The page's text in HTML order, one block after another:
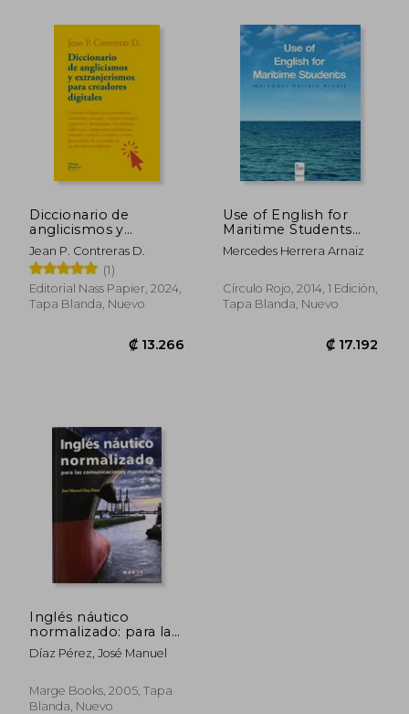
₡ 13.790 ₡
Diccionario de
anglicismos y
extranjerismos para
creadores digitales
Jean P. Contreras D.
(1)
Editorial Nass Papier, 2024,
Tapa Blanda, Nuevo
Use of English for
Maritime Students
(en Inglés)
Mercedes Herrera Arnaiz
Círculo Rojo, 2014, 1 Edición,
Tapa Blanda, Nuevo
Inglés náutico
normalizado: para las
comunicaciones
marítimas
Díaz Pérez, José Manuel
Marge Books, 2005, Tapa
Blanda, Nuevo